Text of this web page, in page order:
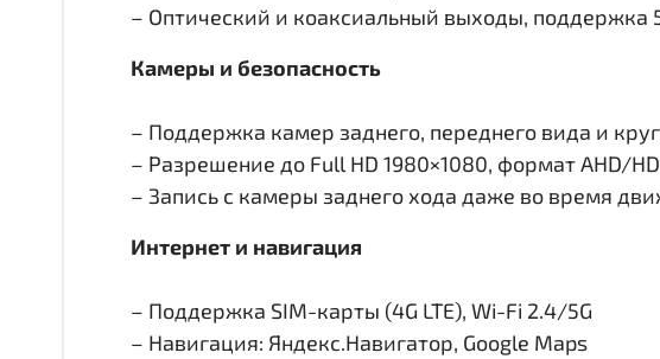
– Оптический и коаксиальный выходы, поддержка
Камеры и безопасность
– Поддержка камер заднего, переднего вида и
– Разрешение до Full HD 1980×1080, формат AHD/HD
– Запись с камеры заднего хода даже во время
Интернет и навигация
– Поддержка SIM-карты (4G LTE), Wi-Fi 2.4/5G
– Навигация: Яндекс.Навигатор, Google Maps